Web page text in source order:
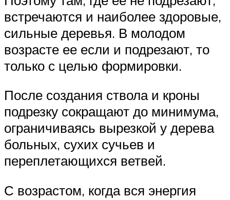
встречаются и наиболее здоровые,
сильные деревья. В молодом
возрасте ее если и подрезают, то
только с целью формировки.
После создания ствола и кроны
подрезку сокращают до минимума,
ограничиваясь вырезкой у дерева
больных, сухих сучьев и
переплетающихся ветвей.
С возрастом, когда вся энергия